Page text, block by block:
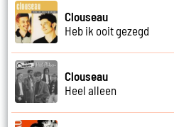
Clouseau
Heb ik ooit gezegd
Clouseau
Heel alleen